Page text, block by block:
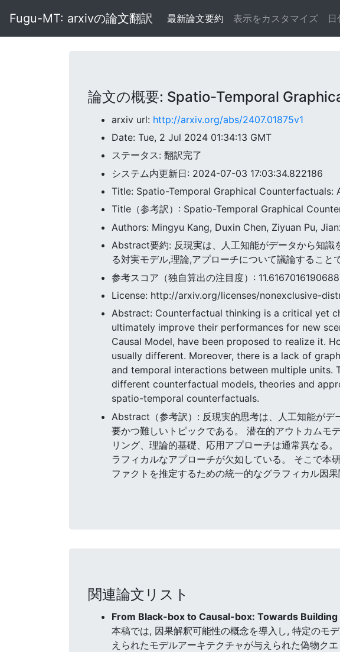
Fugu-MT: arxivの論文翻訳 最新論文要約 表示をカスタマイズ
論文の概要: Spatio-Temporal
arxiv url: http://arxiv.org/abs/2407.01875v1
Date: Tue, 2 Jul 2024 01:34:13 GMT
ステータス: 翻訳完了
システム内更新日: 2024-07-03 17:03:34.822186
Title: Spatio-Temporal Graphical Counterfactuals:
Title（参考訳）: Spatio-Temporal Graphical
Authors: Mingyu Kang, Duxin Chen, Ziyuan Pu,
Abstract要約: 反現実は、人工知能がデータから知識
る対実モデル,理論,アプローチについて議論すること
参考スコア（独自算出の注目度）:
License: http://arxiv.org/licenses/nonexclusive-
Abstract: Counterfactual thinking is a critical yet
ultimately improve their performances for new
Causal Model, have been proposed to realize it.
usually different. Moreover, there is a lack of
and temporal interactions between multiple units.
different counterfactual models, theories and
spatio-temporal counterfactuals.
Abstract（参考訳）: 反現実的思考は、人工知能がデ
要かつ難しいトピックである。 潜在的アウトカムモ
リング、理論的基礎、応用アプローチは通常異なる
ラフィカルなアプローチが欠如している。 そこで本
ファクトを推定するための統一的なグラフィカル因
関連論文リスト
From Black-box to Causal-box: Towards
本稿では, 因果解釈可能性の概念を導入し, 特定のモ
えられたモデルアーキテクチャが与えられた偽物ク